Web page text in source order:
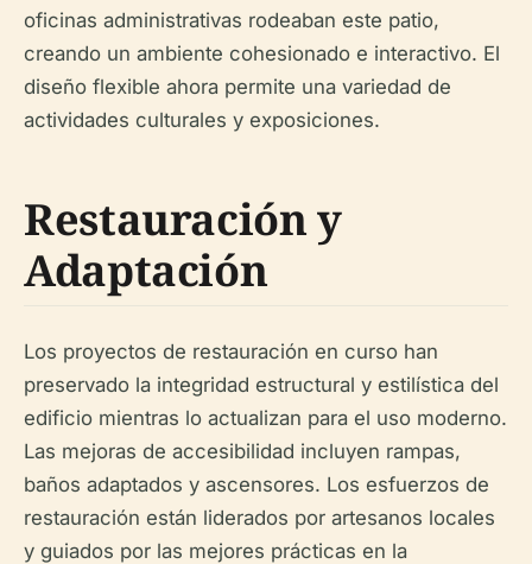
oficinas administrativas rodeaban este patio,
creando un ambiente cohesionado e interactivo. El
diseño flexible ahora permite una variedad de
actividades culturales y exposiciones.
Restauración y
Adaptación
Los proyectos de restauración en curso han
preservado la integridad estructural y estilística del
edificio mientras lo actualizan para el uso moderno.
Las mejoras de accesibilidad incluyen rampas,
baños adaptados y ascensores. Los esfuerzos de
restauración están liderados por artesanos locales
y guiados por las mejores prácticas en la